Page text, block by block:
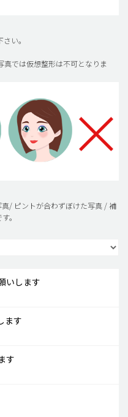
い。
では仮想整形は不可となりま
/ ピントが合わずぼけた写真 / 補
。
いします
ます
す